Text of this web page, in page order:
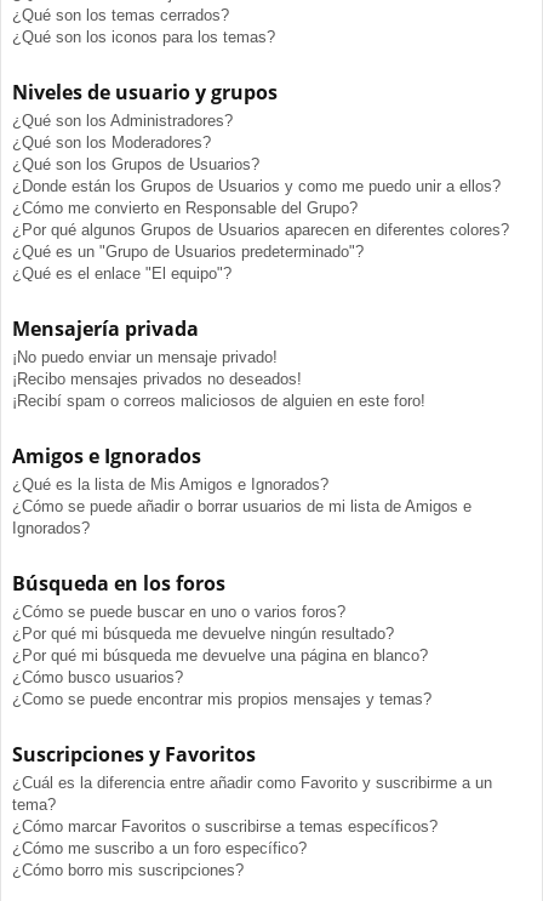
¿Qué son los temas cerrados?
¿Qué son los iconos para los temas?
Niveles de usuario y grupos
¿Qué son los Administradores?
¿Qué son los Moderadores?
¿Qué son los Grupos de Usuarios?
¿Donde están los Grupos de Usuarios y como me puedo unir a ellos?
¿Cómo me convierto en Responsable del Grupo?
¿Por qué algunos Grupos de Usuarios aparecen en diferentes colores?
¿Qué es un "Grupo de Usuarios predeterminado"?
¿Qué es el enlace "El equipo"?
Mensajería privada
¡No puedo enviar un mensaje privado!
¡Recibo mensajes privados no deseados!
¡Recibí spam o correos maliciosos de alguien en este foro!
Amigos e Ignorados
¿Qué es la lista de Mis Amigos e Ignorados?
¿Cómo se puede añadir o borrar usuarios de mi lista de Amigos e
Ignorados?
Búsqueda en los foros
¿Cómo se puede buscar en uno o varios foros?
¿Por qué mi búsqueda me devuelve ningún resultado?
¿Por qué mi búsqueda me devuelve una página en blanco?
¿Cómo busco usuarios?
¿Como se puede encontrar mis propios mensajes y temas?
Suscripciones y Favoritos
¿Cuál es la diferencia entre añadir como Favorito y suscribirme a un
tema?
¿Cómo marcar Favoritos o suscribirse a temas específicos?
¿Cómo me suscribo a un foro específico?
¿Cómo borro mis suscripciones?